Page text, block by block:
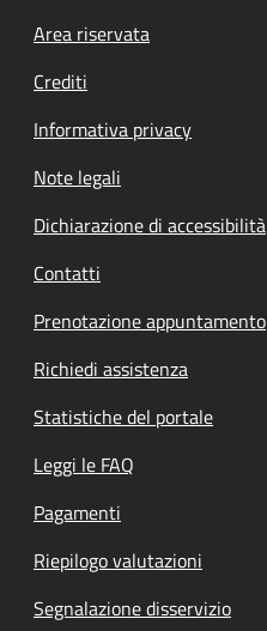
Footer menu
Area riservata
Crediti
Informativa privacy
Note legali
Dichiarazione di accessibilità
Contatti
Prenotazione appuntamento
Richiedi assistenza
Statistiche del portale
Leggi le FAQ
Pagamenti
Riepilogo valutazioni
Segnalazione disservizio